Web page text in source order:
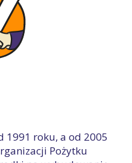
1991 roku, a od 2005
Pożytku